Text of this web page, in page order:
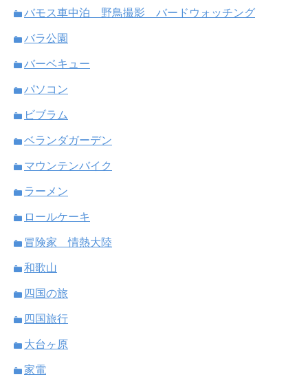
バモス車中泊 野鳥撮影 バードウォッチング
バラ公園
バーベキュー
パソコン
ビブラム
ベランダガーデン
マウンテンバイク
ラーメン
ロールケーキ
冒険家 情熱大陸
和歌山
四国の旅
四国旅行
大台ヶ原
家電